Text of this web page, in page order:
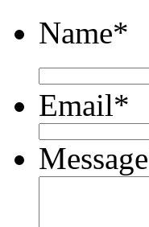
Name*
Email*
Message